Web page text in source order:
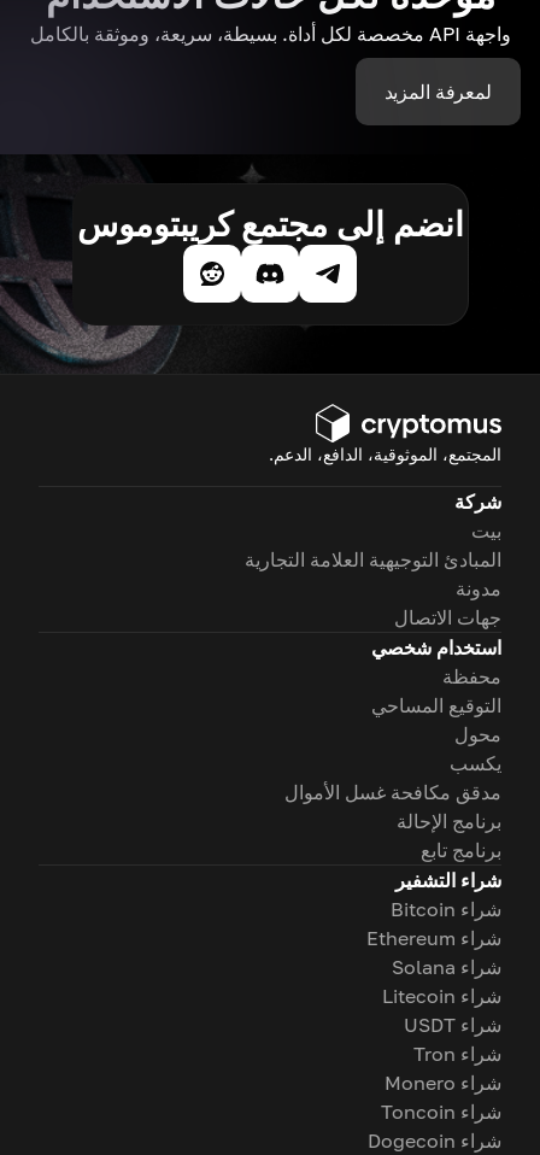
واجهة API مخصصة لكل أداة. بسيطة، سريعة، وموثقة بالكامل
لمعرفة المزيد
انضم إلى مجتمع كريبتوموس
المجتمع، الموثوقية، الدافع، الدعم.
شركة
بيت
المبادئ التوجيهية العلامة التجارية
مدونة
جهات الاتصال
استخدام شخصي
محفظة
التوقيع المساحي
محول
يكسب
مدقق مكافحة غسل الأموال
برنامج الإحالة
برنامج تابع
شراء التشفير
شراء Bitcoin
شراء Ethereum
شراء Solana
شراء Litecoin
شراء USDT
شراء Tron
شراء Monero
شراء Toncoin
شراء Dogecoin